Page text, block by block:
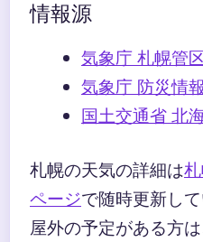
情報源
気象庁 札幌管
気象庁 防災情報
国土交通省 北
札幌の天気の詳細は
ページで随時更新して
屋外の予定がある方は